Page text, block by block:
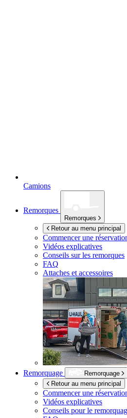
Camions
Remorques
Remorques
Retour au menu principal
Commencer une
Vidéos explicatives
Conseils sur les remorques
FAQ
Attaches et accessoires
Remorquage
Remorquage
Retour au menu principal
Commencer une
Vidéos explicatives
Conseils pour le